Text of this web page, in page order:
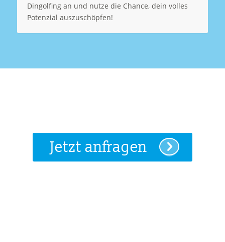
Dingolfing an und nutze die Chance, dein volles
Potenzial auszuschöpfen!
Jetzt anfragen